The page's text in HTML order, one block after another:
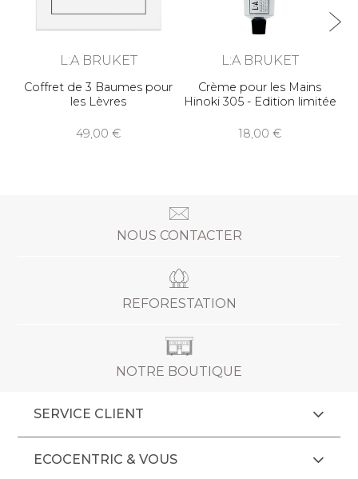
L:A BRUKET
Coffret de 3 Baumes pour
les Lèvres
49,00
L:A BRUKET
Crème pour les Mains
Hinoki 305 - Edition limitée
18,00
NOUS CONTACTER
REFORESTATION
NOTRE BOUTIQUE
SERVICE CLIENT
ECOCENTRIC & VOUS